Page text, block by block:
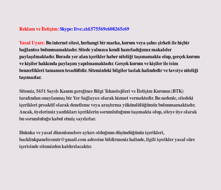
Reklam ve İletişim:Skype: live:.cid.575569c608265c69
Yasal Uyarı:Bu internet sitesi, herhangi bir marka, kurum veya şahıs şirketi ile hiçbir
bağlantısı bulunmamaktadır. Sitede yalnızca kendi hazırladığımız makaleler
paylaşılmaktadır. Burada yer alan içerikler haber niteliği taşımamakta olup, gerçek kurum
ve kişiler hakkında paylaşım yapılmamaktadır. Gerçek kurum ve kişiler ile isim
benzerlikleri tamamen tesadüfidir. Sitemizdeki bilgiler taslak halindedir ve tavsiye niteliği
taşımazlar.
Sitemiz, 5651 Sayılı Kanun gereğince Bilgi Teknolojileri ve İletişim Kurumu (BTK)
tarafından onaylanmış bir Yer Sağlayıcı olarak hizmet vermektedir. Bu nedenle, sitedeki
içerikleri proaktif olarak denetleme veya araştırma yükümlülüğümüz bulunmamaktadır.
Ancak, üyelerimiz yazdıkları içeriklerin sorumluluğunu taşımakta olup, siteye üye olarak
bu sorumluluğu kabul etmiş sayılırlar.
Hukuka ve yasal düzenlemelere aykırı olduğunu düşündüğünüz içerikleri,
backlinkpanelicomtr@gmail.comadresine bildirmeniz halinde, ilgili içerikler yasal süre
içerisinde sitemizden kaldırılacaktır.